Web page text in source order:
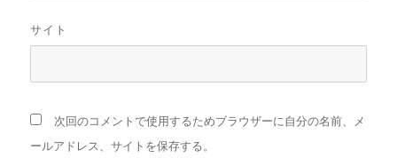
サイト
次回のコメントで使用するためブラウザーに自分の名前、メ
ールアドレス、サイトを保存する。